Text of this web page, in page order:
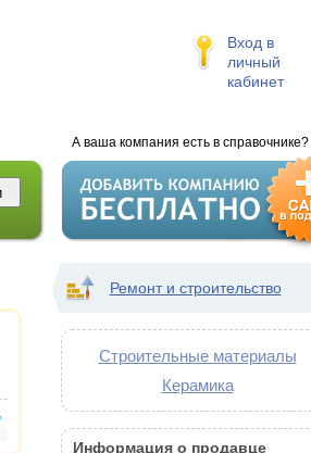
Вход в
личный
кабинет
А ваша компания есть в справочнике?
Ремонт и строительство
Строительные материалы
Керамика
Информация о продавце